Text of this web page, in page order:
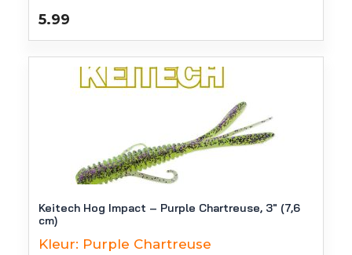
5.99
Keitech Hog Impact – Purple Chartreuse, 3″ (7,6
cm)
Kleur: Purple Chartreuse